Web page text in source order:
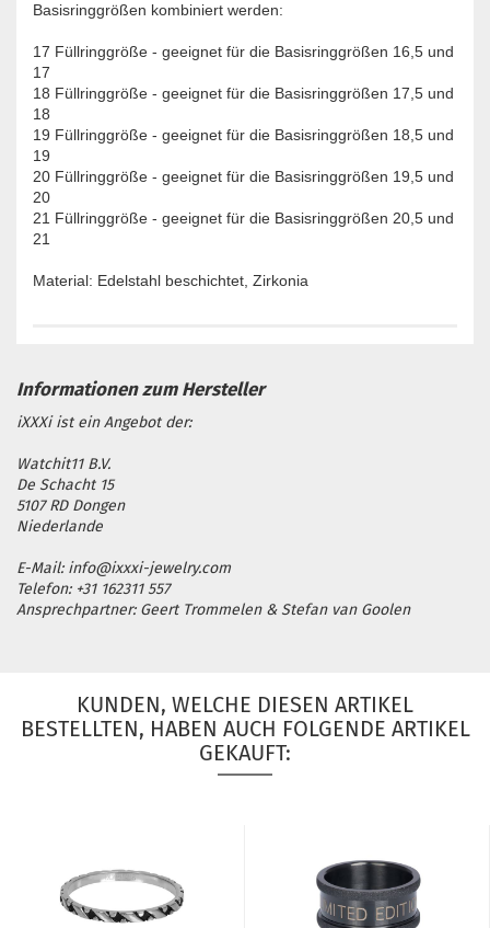
Basisringgrößen kombiniert werden:
17 Füllringgröße - geeignet für die Basisringgrößen 16,5 und
17
18 Füllringgröße - geeignet für die Basisringgrößen 17,5 und
18
19 Füllringgröße - geeignet für die Basisringgrößen 18,5 und
19
20 Füllringgröße - geeignet für die Basisringgrößen 19,5 und
20
21 Füllringgröße - geeignet für die Basisringgrößen 20,5 und
21
Material: Edelstahl beschichtet, Zirkonia
iXXXi ist ein Angebot der:
Watchit11 B.V.
De Schacht 15
5107 RD Dongen
Niederlande
E-Mail: info@ixxxi-jewelry.com
Telefon: +31 162311 557
Ansprechpartner: Geert Trommelen & Stefan van Goolen
KUNDEN, WELCHE DIESEN ARTIKEL
BESTELLTEN, HABEN AUCH FOLGENDE ARTIKEL
GEKAUFT: